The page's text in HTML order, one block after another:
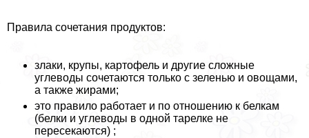
Правила сочетания продуктов:
злаки, крупы, картофель и другие сложные
углеводы сочетаются только с зеленью и овощами,
а также жирами;
это правило работает и по отношению к белкам
(белки и углеводы в одной тарелке не
пересекаются) ;